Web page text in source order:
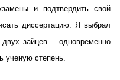
и подтвердить свой
диссертацию. Я выбрал
зайцев – одновременно
ученую степень.